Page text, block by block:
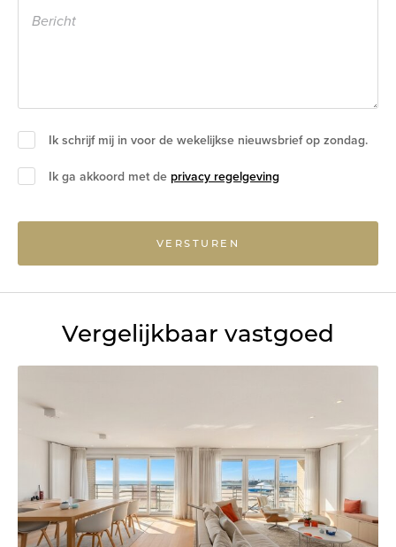
Ik schrijf mij in voor de wekelijkse nieuwsbrief op zondag.
Ik ga akkoord met de privacy regelgeving
VERSTUREN
Vergelijkbaar vastgoed